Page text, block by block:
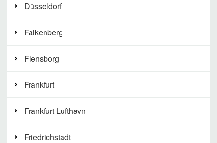
Düsseldorf
Falkenberg
Flensborg
Frankfurt
Frankfurt Lufthavn
Friedrichstadt